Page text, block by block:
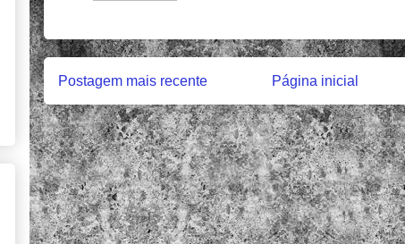
Postagem mais recente Página inicial